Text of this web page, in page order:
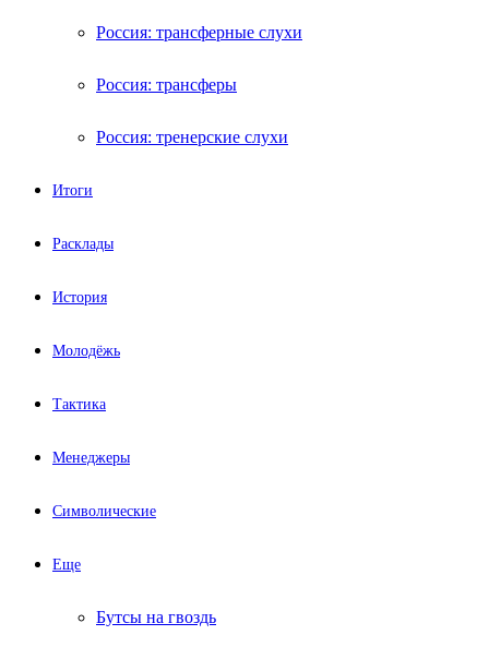
Россия: трансферные слухи
Россия: трансферы
Россия: тренерские слухи
Итоги
Расклады
История
Молодёжь
Тактика
Менеджеры
Символические
Еще
Бутсы на гвоздь